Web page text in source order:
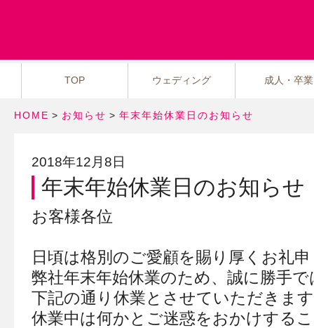
TOP ウェディング 成人・卒業
HOME > お知らせ > 年末年始休業日のお知らせ
2018年12月8日
年末年始休業日のお知らせ
お客様各位
日頃は格別のご愛顧を賜り厚くお礼
弊社年末年始休業のため、誠に勝手
下記の通り休業とさせていただきま
休業中は何かとご迷惑をおかけする